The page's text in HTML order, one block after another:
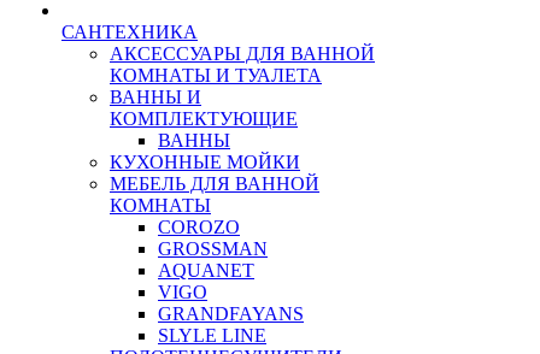
САНТЕХНИКА
АКСЕССУАРЫ ДЛЯ ВАННОЙ
КОМНАТЫ И ТУАЛЕТА
ВАННЫ И
КОМПЛЕКТУЮЩИЕ
ВАННЫ
КУХОННЫЕ МОЙКИ
МЕБЕЛЬ ДЛЯ ВАННОЙ
КОМНАТЫ
COROZO
GROSSMAN
AQUANET
VIGO
GRANDFAYANS
SLYLE LINE